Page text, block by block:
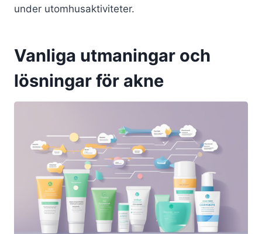
under utomhusaktiviteter.
Vanliga utmaningar och
lösningar för akne